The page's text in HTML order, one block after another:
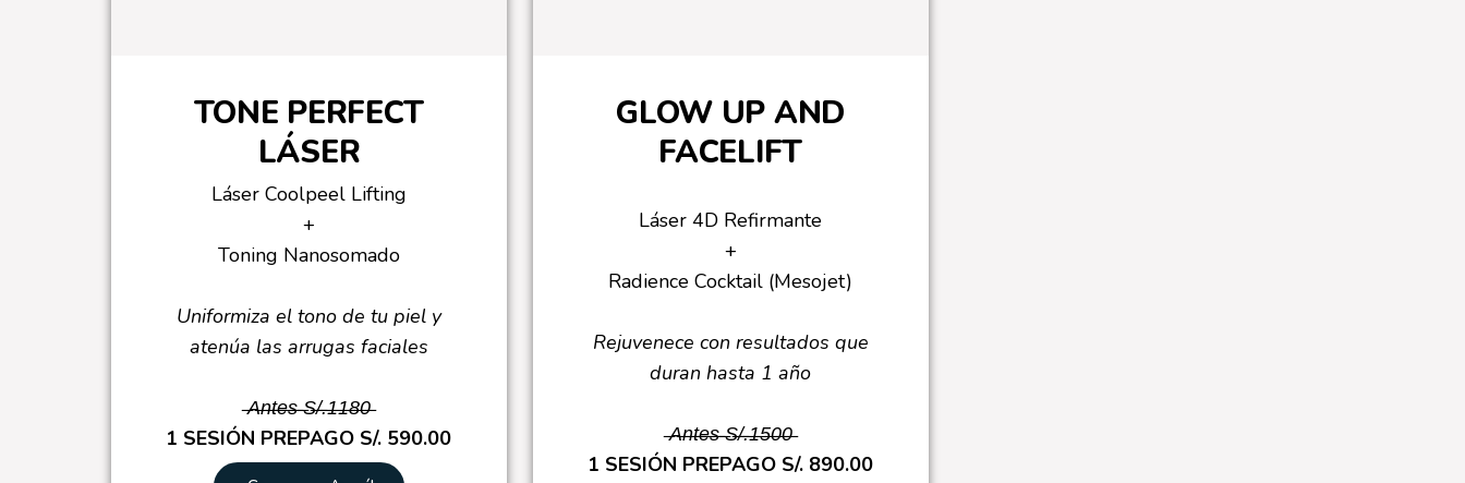
TONE PERFECT
LÁSER
Láser Coolpeel Lifting
+
Toning Nanosomado
Uniformiza el tono de tu piel y
atenúa las arrugas faciales
̶A̶n̶t̶e̶s̶ ̶S̶/̶.̶1̶1̶8̶0̶
1 SESIÓN PREPAGO S/. 590.00
GLOW UP AND
FACELIFT
Láser 4D Refirmante
+
Radience Cocktail (Mesojet)
Rejuvenece con resultados que
duran hasta 1 año
̶A̶n̶t̶e̶s̶ ̶S̶/̶.̶1̶5̶0̶0̶
1 SESIÓN PREPAGO S/. 890.00